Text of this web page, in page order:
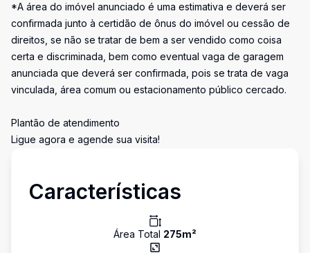
*A área do imóvel anunciado é uma estimativa e deverá ser
confirmada junto à certidão de ônus do imóvel ou cessão de
direitos, se não se tratar de bem a ser vendido como coisa
certa e discriminada, bem como eventual vaga de garagem
anunciada que deverá ser confirmada, pois se trata de vaga
vinculada, área comum ou estacionamento público cercado.
Plantão de atendimento
Ligue agora e agende sua visita!
Características
Área Total 275m²